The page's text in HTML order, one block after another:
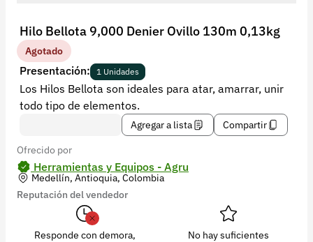
Hilo Bellota 9,000 Denier Ovillo 130m 0,13kg
Agotado
Presentación: 1 Unidades
Los Hilos Bellota son ideales para atar, amarrar, unir
todo tipo de elementos.
Agregar a lista
Compartir
Ofrecido por
Herramientas y Equipos - Agru
Medellín, Antioquia, Colombia
Reputación del vendedor
Responde con demora,
No hay suficientes
contacto@croper.com
© 2026 Croper.com Todos los derechos reservados
Versión 5.45.0
Síguenos